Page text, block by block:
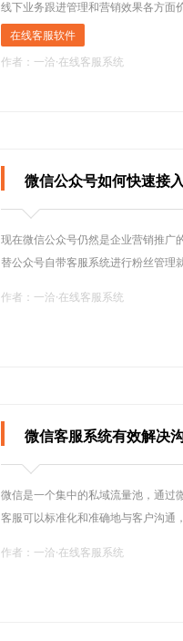
线下业务跟进管理和营销效果各方面
在线客服软件
作者：一洽·在线客服系统
微信公众号如何快速接
现在微信公众号仍然是企业营销推广
替公众号自带客服系统进行粉丝管理
作者：一洽·在线客服系统
微信客服系统有效解决
微信是一个集中的私域流量池，通过
客服可以标准化和准确地与客户沟通
作者：一洽·在线客服系统